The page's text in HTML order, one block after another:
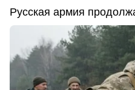
Русская армия